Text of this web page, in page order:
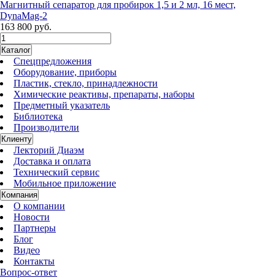
Магнитный сепаратор для пробирок 1,5 и 2 мл, 16 мест,
DynaMag-2
163 800 руб.
Каталог
Спецпредложения
Оборудование, приборы
Пластик, стекло, принадлежности
Химические реактивы, препараты, наборы
Предметный указатель
Библиотека
Производители
Клиенту
Лекторий Диаэм
Доставка и оплата
Технический сервис
Мобильное приложение
Компания
О компании
Новости
Партнеры
Блог
Видео
Контакты
Вопрос-ответ